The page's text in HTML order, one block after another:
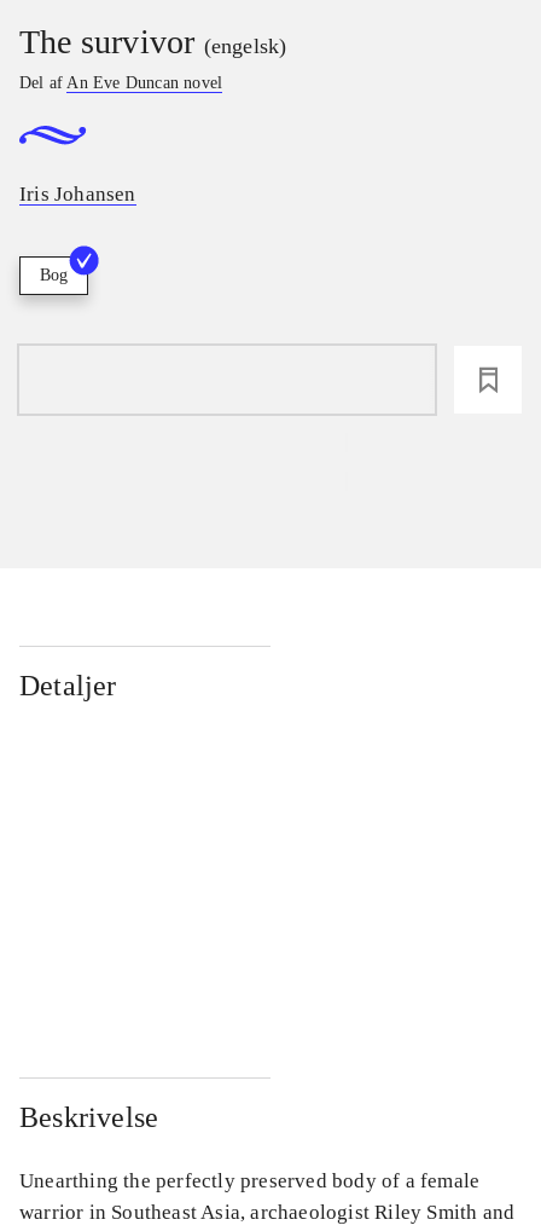
The survivor (engelsk)
Del af An Eve Duncan novel
Iris Johansen
Bog
Detaljer
Beskrivelse
Unearthing the perfectly preserved body of a female
warrior in Southeast Asia, archaeologist Riley Smith and